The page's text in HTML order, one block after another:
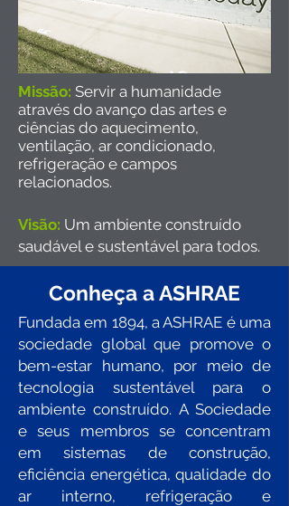
Missão: Servir a humanidade
através do avanço das artes e
ciências do aquecimento,
ventilação, ar condicionado,
refrigeração e campos
relacionados.
Visão: Um ambiente construído
saudável e sustentável para todos.
Conheça a ASHRAE
Fundada em 1894, a ASHRAE é uma
sociedade global que promove o
bem-estar humano, por meio de
tecnologia sustentável para o
ambiente construído. A Sociedade
e seus membros se concentram
em sistemas de construção,
eficiência energética, qualidade do
ar interno, refrigeração e